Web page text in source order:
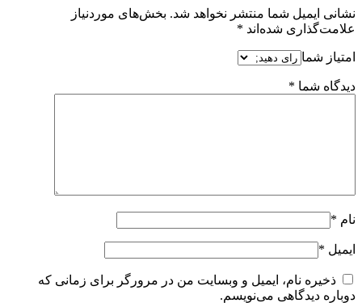
نشانی ایمیل شما منتشر نخواهد شد. بخش‌های موردنیاز
علامت‌گذاری شده‌اند *
امتیاز شما
دیدگاه شما *
نام *
ایمیل *
ذخیره نام، ایمیل و وبسایت من در مرورگر برای زمانی که
دوباره دیدگاهی می‌نویسم.